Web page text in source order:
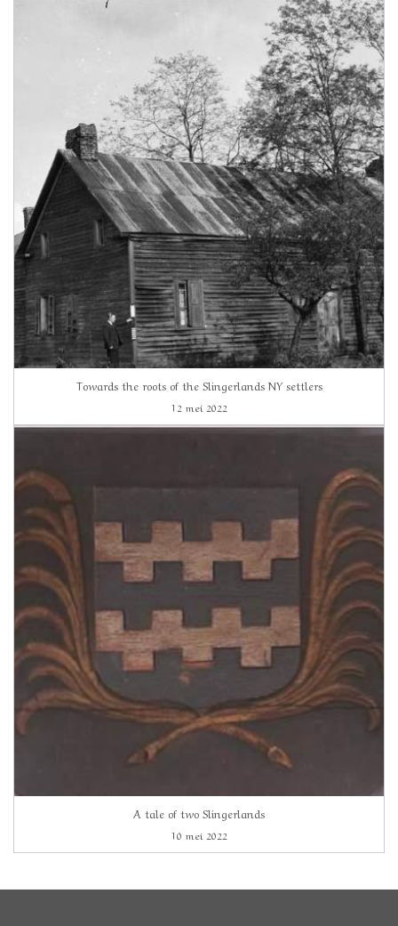
Towards the roots of the Slingerlands NY settlers
12 mei 2022
A tale of two Slingerlands
10 mei 2022